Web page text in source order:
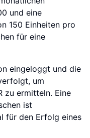
und eine
150 Einheiten pro
für eine
eingeloggt und die
um
zu ermitteln. Eine
ist
für den Erfolg eines